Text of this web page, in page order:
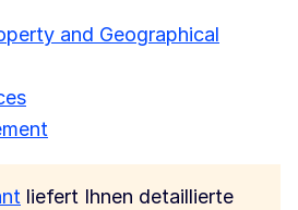
and Geographical
liefert Ihnen detaillierte